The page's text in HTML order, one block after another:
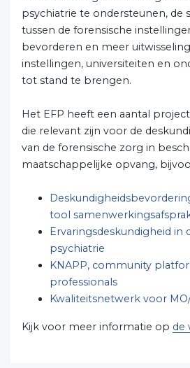
psychiatrie te ondersteunen, de
tussen de forensische
bevorderen en meer
instellingen, universiteiten en
tot stand te brengen.
Het EFP heeft een aantal
die relevant zijn voor de
van de forensische zorg in
maatschappelijke opvang,
tool
Ervaringsdeskundigheid in
psychiatrie
KNAPP, community
professionals
Kwaliteitsnetwerk voor
Kijk voor meer informatie op de